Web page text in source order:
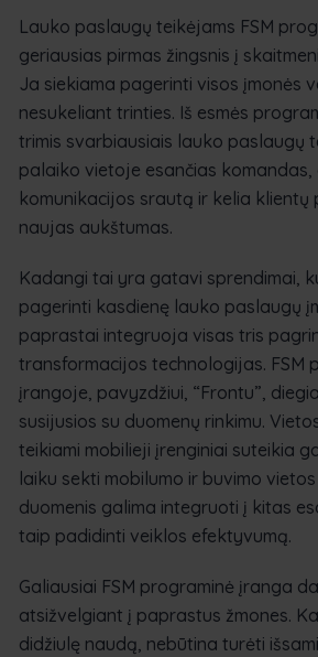
Lauko paslaugų teikėjams FSM
geriausias pirmas žingsnis į
Ja siekiama pagerinti visos įmonės
nesukeliant trinties. Iš esmės
trimis svarbiausiais lauko paslaugų
palaiko vietoje esančias komandas,
komunikacijos srautą ir kelia klientų
naujas aukštumas.
Kadangi tai yra gatavi sprendimai,
pagerinti kasdienę lauko paslaugų
paprastai integruoja visas tris
transformacijos technologijas. FSM
įrangoje, pavyzdžiui, “Frontu”,
susijusios su duomenų rinkimu.
teikiami mobilieji įrenginiai suteikia
laiku sekti mobilumo ir buvimo
duomenis galima integruoti į kitas
taip padidinti veiklos efektyvumą.
Galiausiai FSM programinė įranga
atsižvelgiant į paprastus žmones.
didžiulę naudą, nebūtina turėti